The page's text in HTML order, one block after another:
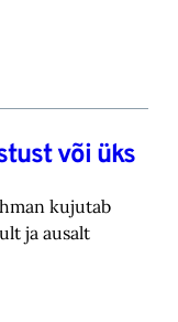
või üks
kujutab
ja ausalt